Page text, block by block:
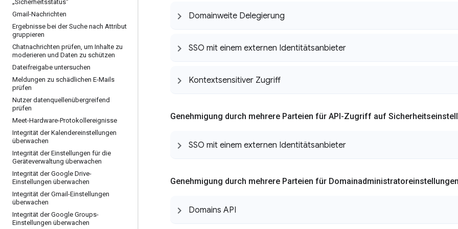
„Sicherheitsstatus“
Gmail-Nachrichten
Ergebnisse bei der Suche nach Attribut
gruppieren
Chatnachrichten prüfen, um Inhalte zu
moderieren und Daten zu schützen
Dateifreigabe untersuchen
Meldungen zu schädlichen E-Mails
prüfen
Nutzer datenquellenübergreifend
prüfen
Meet-Hardware-Protokollereignisse
Integrität der Kalendereinstellungen
überwachen
Integrität der Einstellungen für die
Geräteverwaltung überwachen
Integrität der Google Drive-
Einstellungen überwachen
Integrität der Gmail-Einstellungen
überwachen
Integrität der Google Groups-
Einstellungen überwachen
Domainweite Delegierung
SSO mit einem externen Identitätsanbieter
Kontextsensitiver Zugriff
Genehmigung durch mehrere Parteien für API-Zugriff auf
SSO mit einem externen Identitätsanbieter
Genehmigung durch mehrere Parteien für Domainadministratoreinstellungen
Domains API